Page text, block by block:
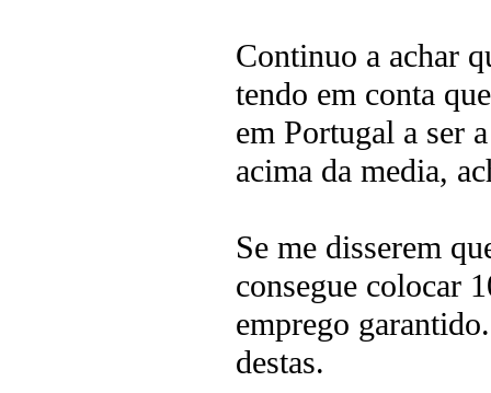
Continuo a achar
tendo em conta
em Portugal a ser
acima da media,
Se me disserem
consegue colocar
emprego
destas.